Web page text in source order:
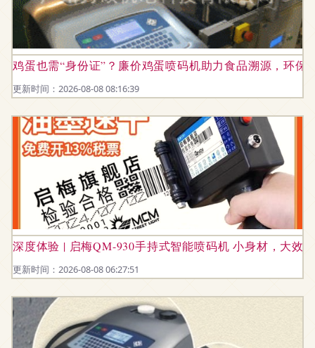
鸡蛋也需“身份证”？廉价鸡蛋喷码机助力食品溯源，环保
更新时间：2026-08-08 08:16:39
深度体验 | 启梅QM-930手持式智能喷码机 小身材，大效
更新时间：2026-08-08 06:27:51